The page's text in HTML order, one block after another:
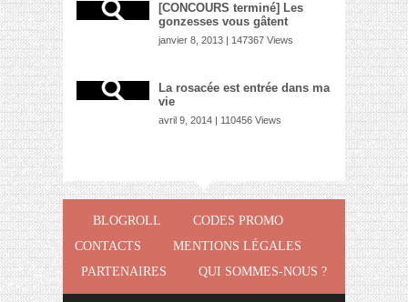
[CONCOURS terminé] Les
gonzesses vous gâtent
janvier 8, 2013 | 147367 Views
La rosacée est entrée dans ma
vie
avril 9, 2014 | 110456 Views
BLOGROLL
CODES PROMO
CONTACTS
MENTIONS LÉGALES
PARTENAIRES
QUI SOMMES-NOUS ?